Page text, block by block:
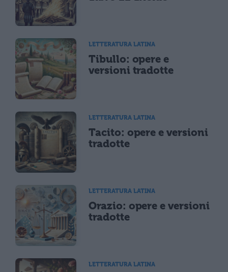
LETTERATURA LATINA
Tibullo: opere e
versioni tradotte
LETTERATURA LATINA
Tacito: opere e versioni
tradotte
LETTERATURA LATINA
Orazio: opere e versioni
tradotte
LETTERATURA LATINA